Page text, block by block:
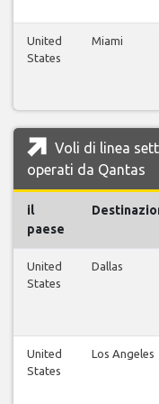
United
States
Miami
Voli di linea
operati da Qantas
il
paese
United
States
Dallas
United
States
Los Angeles